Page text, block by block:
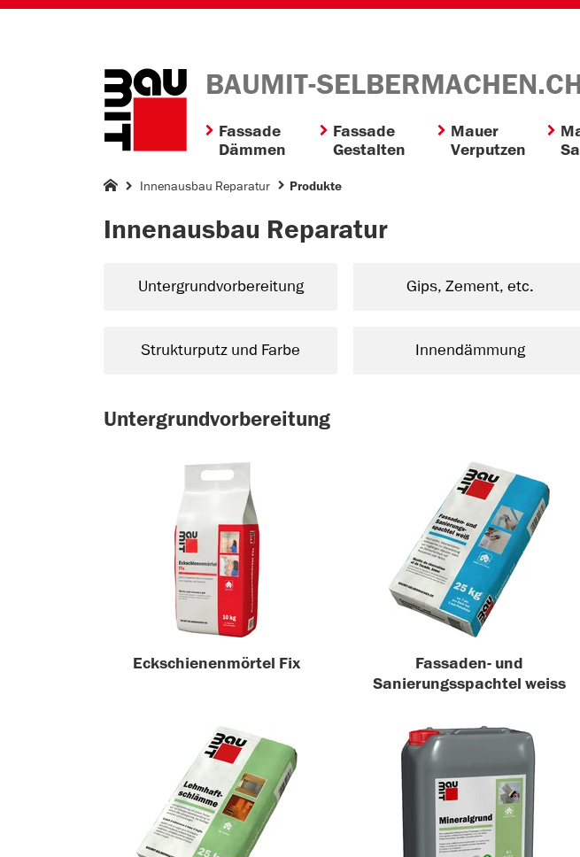
BAUMIT-
Fassade
Dämmen
Fassade
Gestalten
Mauer
Verputzen
Innenausbau Reparatur Produkte
Innenausbau Reparatur
Untergrundvorbereitung Gips, Zement, etc.
Strukturputz und Farbe Innendämmung
Untergrundvorbereitung
Eckschienenmörtel Fix
Fassaden- und
Sanierungsspachtel weiss